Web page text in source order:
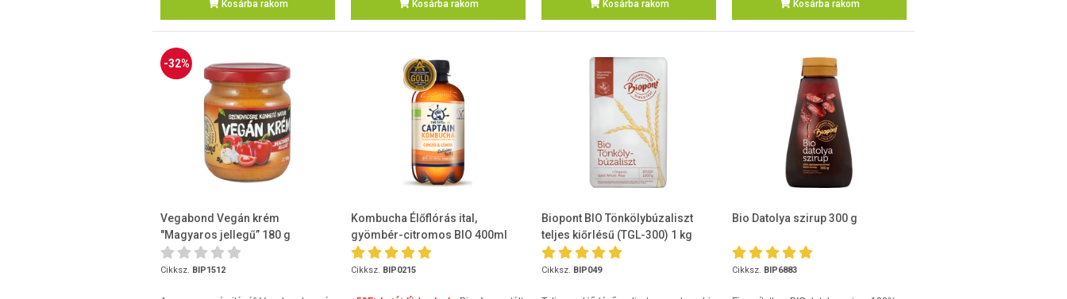
Kosárba rakom Kosárba rakom Kosárba rakom Kosárba rakom
-32%
Vegabond Vegán krém
"Magyaros jellegű” 180 g
Cikksz. BIP1512
Kombucha Élőflórás ital,
gyömbér-citromos BIO 400ml
Cikksz. BIP0215
Biopont BIO Tönkölybúzaliszt
teljes kiőrlésű (TGL-300) 1 kg
Cikksz. BIP049
Bio Datolya szirup 300 g
Cikksz. BIP6883